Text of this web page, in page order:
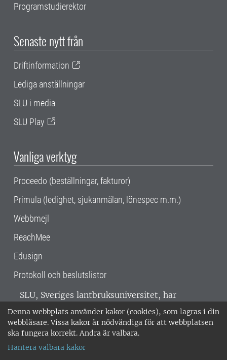
Denna webbplats använder kakor (cookies), som lagras i din
webbläsare. Vissa kakor är nödvändiga för att webbplatsen
ska fungera korrekt. Andra är valbara.
Hantera valbara kakor
Programstudierektor
Senaste nytt från
Driftinformation
Lediga anställningar
SLU i media
SLU Play
Vanliga verktyg
Proceedo (beställningar, fakturor)
Primula (ledighet, sjukanmälan, lönespec m.m.)
Webbmejl
ReachMee
Edusign
Protokoll och beslutslistor
SLU, Sveriges lantbruksuniversitet, har
verksamhet över hela Sverige. Huvudorter är
Alnarp, Uppsala och Umeå.SLU är
miljöcertifierat enligt ISO 14001. •
018-67 10 00 • Org nr: 202100-2817 •